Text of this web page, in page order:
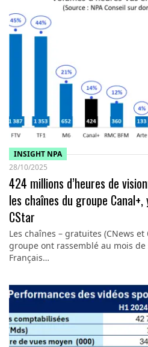
INSIGHT NPA
28/10/2025
424 millions d’heures de
les chaînes du groupe
CStar
Les chaînes – gratuites (CNews et
groupe ont rassemblé au mois
Français…